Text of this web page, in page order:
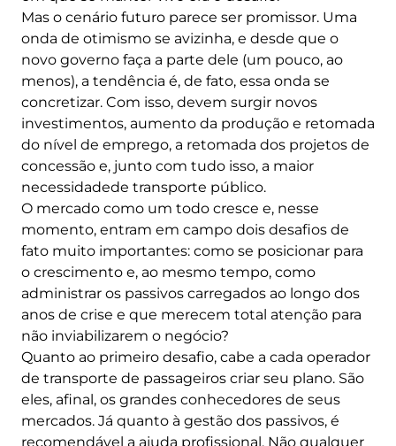
Mas o cenário futuro parece ser promissor. Uma
onda de otimismo se avizinha, e desde que o
novo governo faça a parte dele (um pouco, ao
menos), a tendência é, de fato, essa onda se
concretizar. Com isso, devem surgir novos
investimentos, aumento da produção e retomada
do nível de emprego, a retomada dos projetos de
concessão e, junto com tudo isso, a maior
necessidadede transporte público.
O mercado como um todo cresce e, nesse
momento, entram em campo dois desafios de
fato muito importantes: como se posicionar para
o crescimento e, ao mesmo tempo, como
administrar os passivos carregados ao longo dos
anos de crise e que merecem total atenção para
não inviabilizarem o negócio?
Quanto ao primeiro desafio, cabe a cada operador
de transporte de passageiros criar seu plano. São
eles, afinal, os grandes conhecedores de seus
mercados. Já quanto à gestão dos passivos, é
recomendável a ajuda profissional. Não qualquer